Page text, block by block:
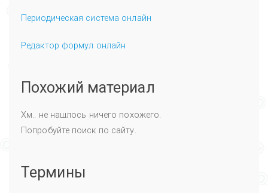
Периодическая система онлайн
Редактор формул онлайн
Похожий материал
Хм.. не нашлось ничего похожего.
Попробуйте поиск по сайту.
Термины